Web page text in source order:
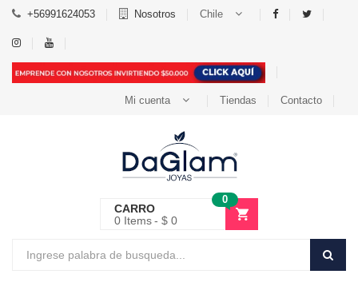
+56991624053 Nosotros Chile
Mi cuenta Tiendas Contacto
CARRO
0
0 Items $ 0